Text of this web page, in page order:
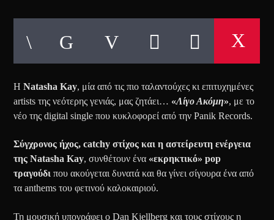
Η Natasha Kay, μία από τις πιο ταλαντούχες κι επιτυχημένες
artists της νεότερης γενιάς, μας ζητάει… «Λίγο Ακόμη», με το
νέο της digital single που κυκλοφορεί από την Panik Records.
Σύγχρονος ήχος, catchy στίχος και η αστείρευτη ενέργεια
της Natasha Kay, συνθέτουν ένα «εκρηκτικό» pop
τραγούδιπου ακούγεται δυνατά και θα γίνει σίγουρα ένα από
τα anthems του φετινού καλοκαιριού.
Τη μουσική υπογράφει ο Dan Kjellberg και τους στίχους η